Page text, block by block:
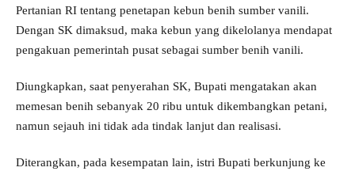
Pertanian RI tentang penetapan kebun benih sumber vanili.
Dengan SK dimaksud, maka kebun yang dikelolanya mendapat
pengakuan pemerintah pusat sebagai sumber benih vanili.
Diungkapkan, saat penyerahan SK, Bupati mengatakan akan
memesan benih sebanyak 20 ribu untuk dikembangkan petani,
namun sejauh ini tidak ada tindak lanjut dan realisasi.
Diterangkan, pada kesempatan lain, istri Bupati berkunjung ke